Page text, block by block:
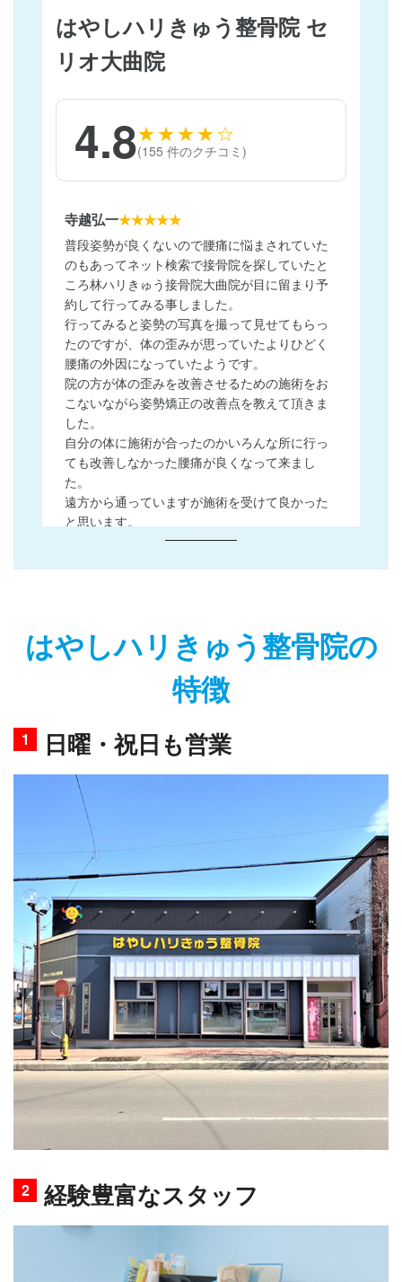
はやしハリきゅう整骨院の
特徴
1 日曜・祝日も営業
2 経験豊富なスタッフ